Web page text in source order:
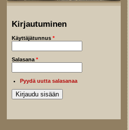
Kirjautuminen
Käyttäjätunnus *
Salasana *
Pyydä uutta salasanaa